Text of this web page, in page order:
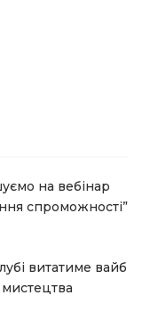
на вебінар
спроможності”
витатиме вайб